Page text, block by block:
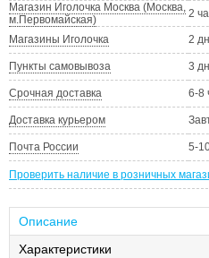
Магазин Иголочка Москва (Москва,
м.Первомайская)
2
Магазины Иголочка 2
Пункты самовывоза 3
Срочная доставка 6-8
Доставка курьером
Почта России 5-
Проверить наличие в розничных
Описание
Характеристики